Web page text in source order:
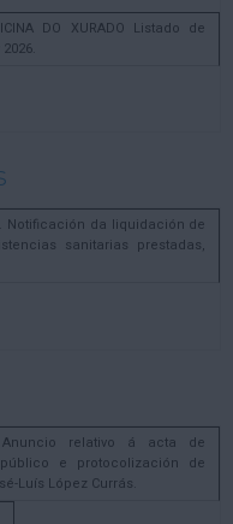
DO XURADO Listado de
Notificación da liquidación de
sanitarias prestadas,
Anuncio relativo á acta de
e protocolización de
Luís López Currás.